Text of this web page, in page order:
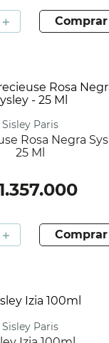
＋ comprar
Sisley Paris
25 Ml
.357.000
＋ comprar
Sisley Paris